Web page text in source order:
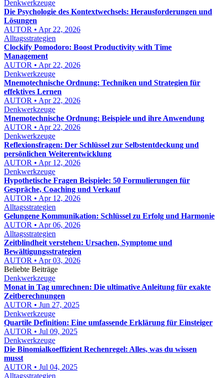
Denkwerkzeuge
Die Psychologie des Kontextwechsels: Herausforderungen und
Lösungen
AUTOR • Apr 22, 2026
Alltagsstrategien
Clockify Pomodoro: Boost Productivity with Time
Management
AUTOR • Apr 22, 2026
Denkwerkzeuge
Mnemotechnische Ordnung: Techniken und Strategien für
effektives Lernen
AUTOR • Apr 22, 2026
Denkwerkzeuge
Mnemotechnische Ordnung: Beispiele und ihre Anwendung
AUTOR • Apr 22, 2026
Denkwerkzeuge
Reflexionsfragen: Der Schlüssel zur Selbstentdeckung und
persönlichen Weiterentwicklung
AUTOR • Apr 12, 2026
Denkwerkzeuge
Hypothetische Fragen Beispiele: 50 Formulierungen für
Gespräche, Coaching und Verkauf
AUTOR • Apr 12, 2026
Alltagsstrategien
Gelungene Kommunikation: Schlüssel zu Erfolg und Harmonie
AUTOR • Apr 06, 2026
Alltagsstrategien
Zeitblindheit verstehen: Ursachen, Symptome und
Bewältigungsstrategien
AUTOR • Apr 03, 2026
Beliebte Beiträge
Denkwerkzeuge
Monat in Tag umrechnen: Die ultimative Anleitung für exakte
Zeitberechnungen
AUTOR • Jun 27, 2025
Denkwerkzeuge
Quartile Definition: Eine umfassende Erklärung für Einsteiger
AUTOR • Jul 09, 2025
Denkwerkzeuge
Die Binomialkoeffizient Rechenregel: Alles, was du wissen
musst
AUTOR • Jul 04, 2025
Alltagsstrategien